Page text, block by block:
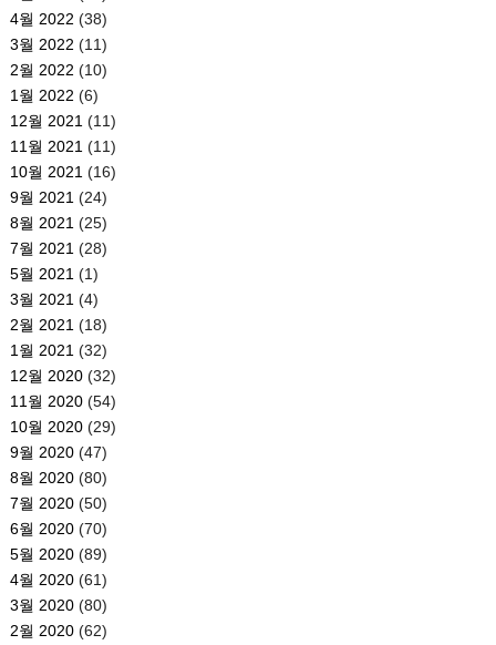
4월 2022 (38)
3월 2022 (11)
2월 2022 (10)
1월 2022 (6)
12월 2021 (11)
11월 2021 (11)
10월 2021 (16)
9월 2021 (24)
8월 2021 (25)
7월 2021 (28)
5월 2021 (1)
3월 2021 (4)
2월 2021 (18)
1월 2021 (32)
12월 2020(32)
11월 2020(54)
10월 2020(29)
9월 2020(47)
8월 2020(80)
7월 2020(50)
6월 2020(70)
5월 2020(89)
4월 2020(61)
3월 2020(80)
2월 2020(62)